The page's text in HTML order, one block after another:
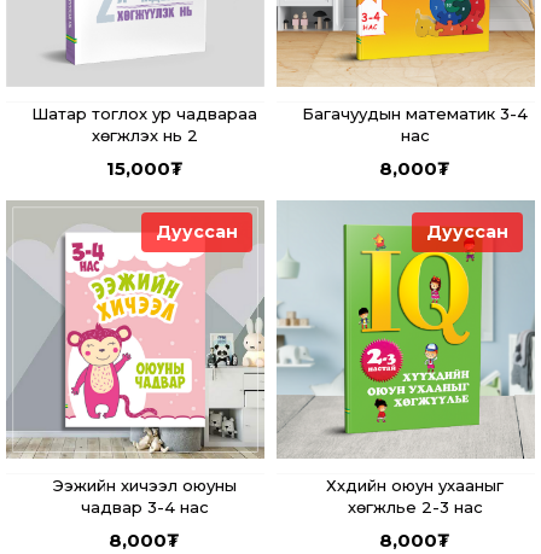
Шатар тоглох ур чадвараа
хөгжүүлэх нь 2
15,000₮
Багачуудын математик 3-4
нас
8,000₮
Дууссан
Ээжийн хичээл оюуны
чадвар 3-4 нас
8,000₮
Дууссан
Хүүхдийн оюун ухааныг
хөгжүүлье 2-3 нас
8,000₮